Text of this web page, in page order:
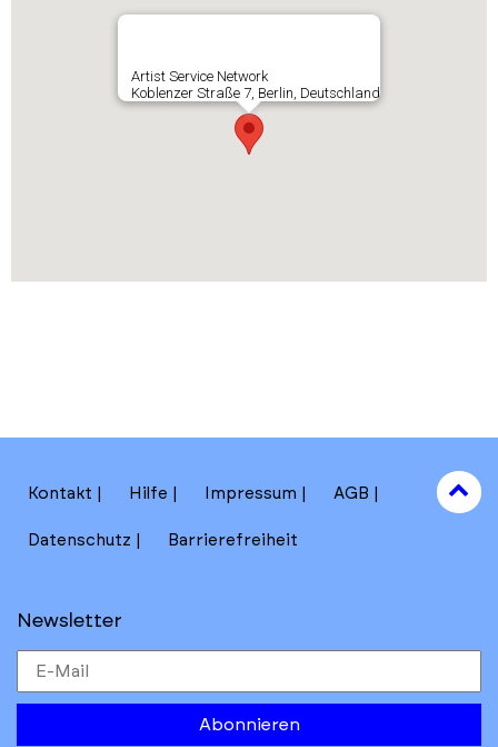
Artist Service Network
Koblenzer Straße 7, Berlin, Deutschland
Kontakt Hilfe Impressum AGB
Datenschutz Barrierefreiheit
Newsletter
Abonnieren
to
top